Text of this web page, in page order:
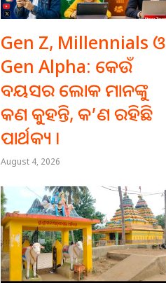
Gen Z, Millennials ଓ
Gen Alpha: କେଉଁ
ବୟସର ଲୋକ ମାନଙ୍କୁ
କଣ କୁହନ୍ତି, କ’ଣ ରହିଛି
ପାର୍ଥକ୍ୟ ।
August 4, 2026